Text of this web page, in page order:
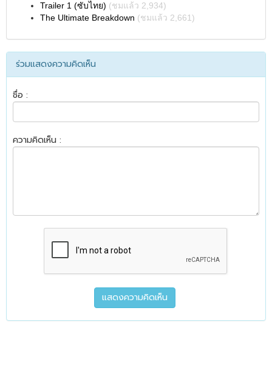
Trailer 1 (ซับไทย) (ชมแล้ว 2,934)
The Ultimate Breakdown (ชมแล้ว 2,661)
ร่วมแสดงความคิดเห็น
ชื่อ :
ความคิดเห็น :